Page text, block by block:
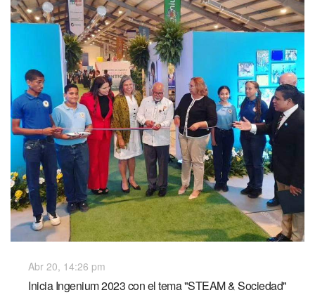
Abr 20, 14:26 pm
Inicia Ingenium 2023 con el tema "STEAM & Sociedad"